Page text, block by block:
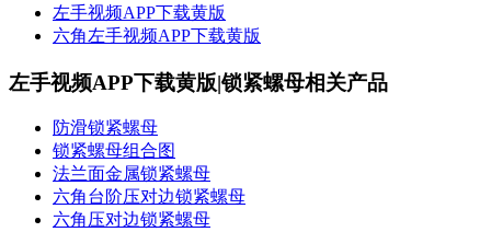
​左手视频APP下载黄版
六角左手视频APP下载黄版
左手视频APP下载黄版|锁紧螺母相关产品
防滑锁紧螺母
锁紧螺母组合图
法兰面金属锁紧螺母
六角台阶压对边锁紧螺母
六角压对边锁紧螺母